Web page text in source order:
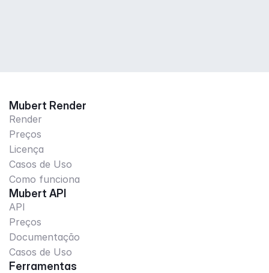
Mubert Render
Render
Preços
Licença
Casos de Uso
Como funciona
Mubert API
API
Preços
Documentação
Casos de Uso
Ferramentas